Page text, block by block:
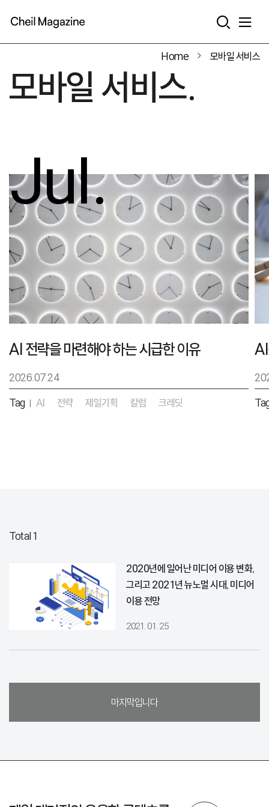
Home 모바일 서비스
모바일 서비스.
Jul.
AI 전략을 마련해야 하는 시급한 이유
2026.07.24
Tag | AI 전략 제일기획 칼럼 크레딧
Total 1
2020년에 일어난 미디어 이용 변화,
그리고 2021년 뉴노멀 시대, 미디어
이용 전망
2021. 01. 25
마지막입니다